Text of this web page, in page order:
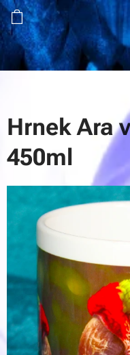
Hrnek Ara
450ml